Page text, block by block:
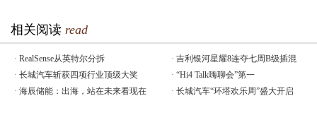
相关阅读 read
· RealSense从英特尔分拆 · 吉利银河星耀8连夺七周B级插混
· 长城汽车斩获四项行业顶级大奖 · “Hi4 Talk嗨聊会”第一
· 海辰储能：出海，站在未来看现在 · 长城汽车“环塔欢乐周”盛大开启